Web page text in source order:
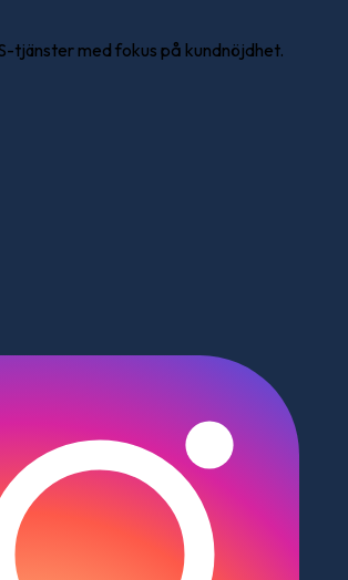
tjänster med fokus på kundnöjdhet.